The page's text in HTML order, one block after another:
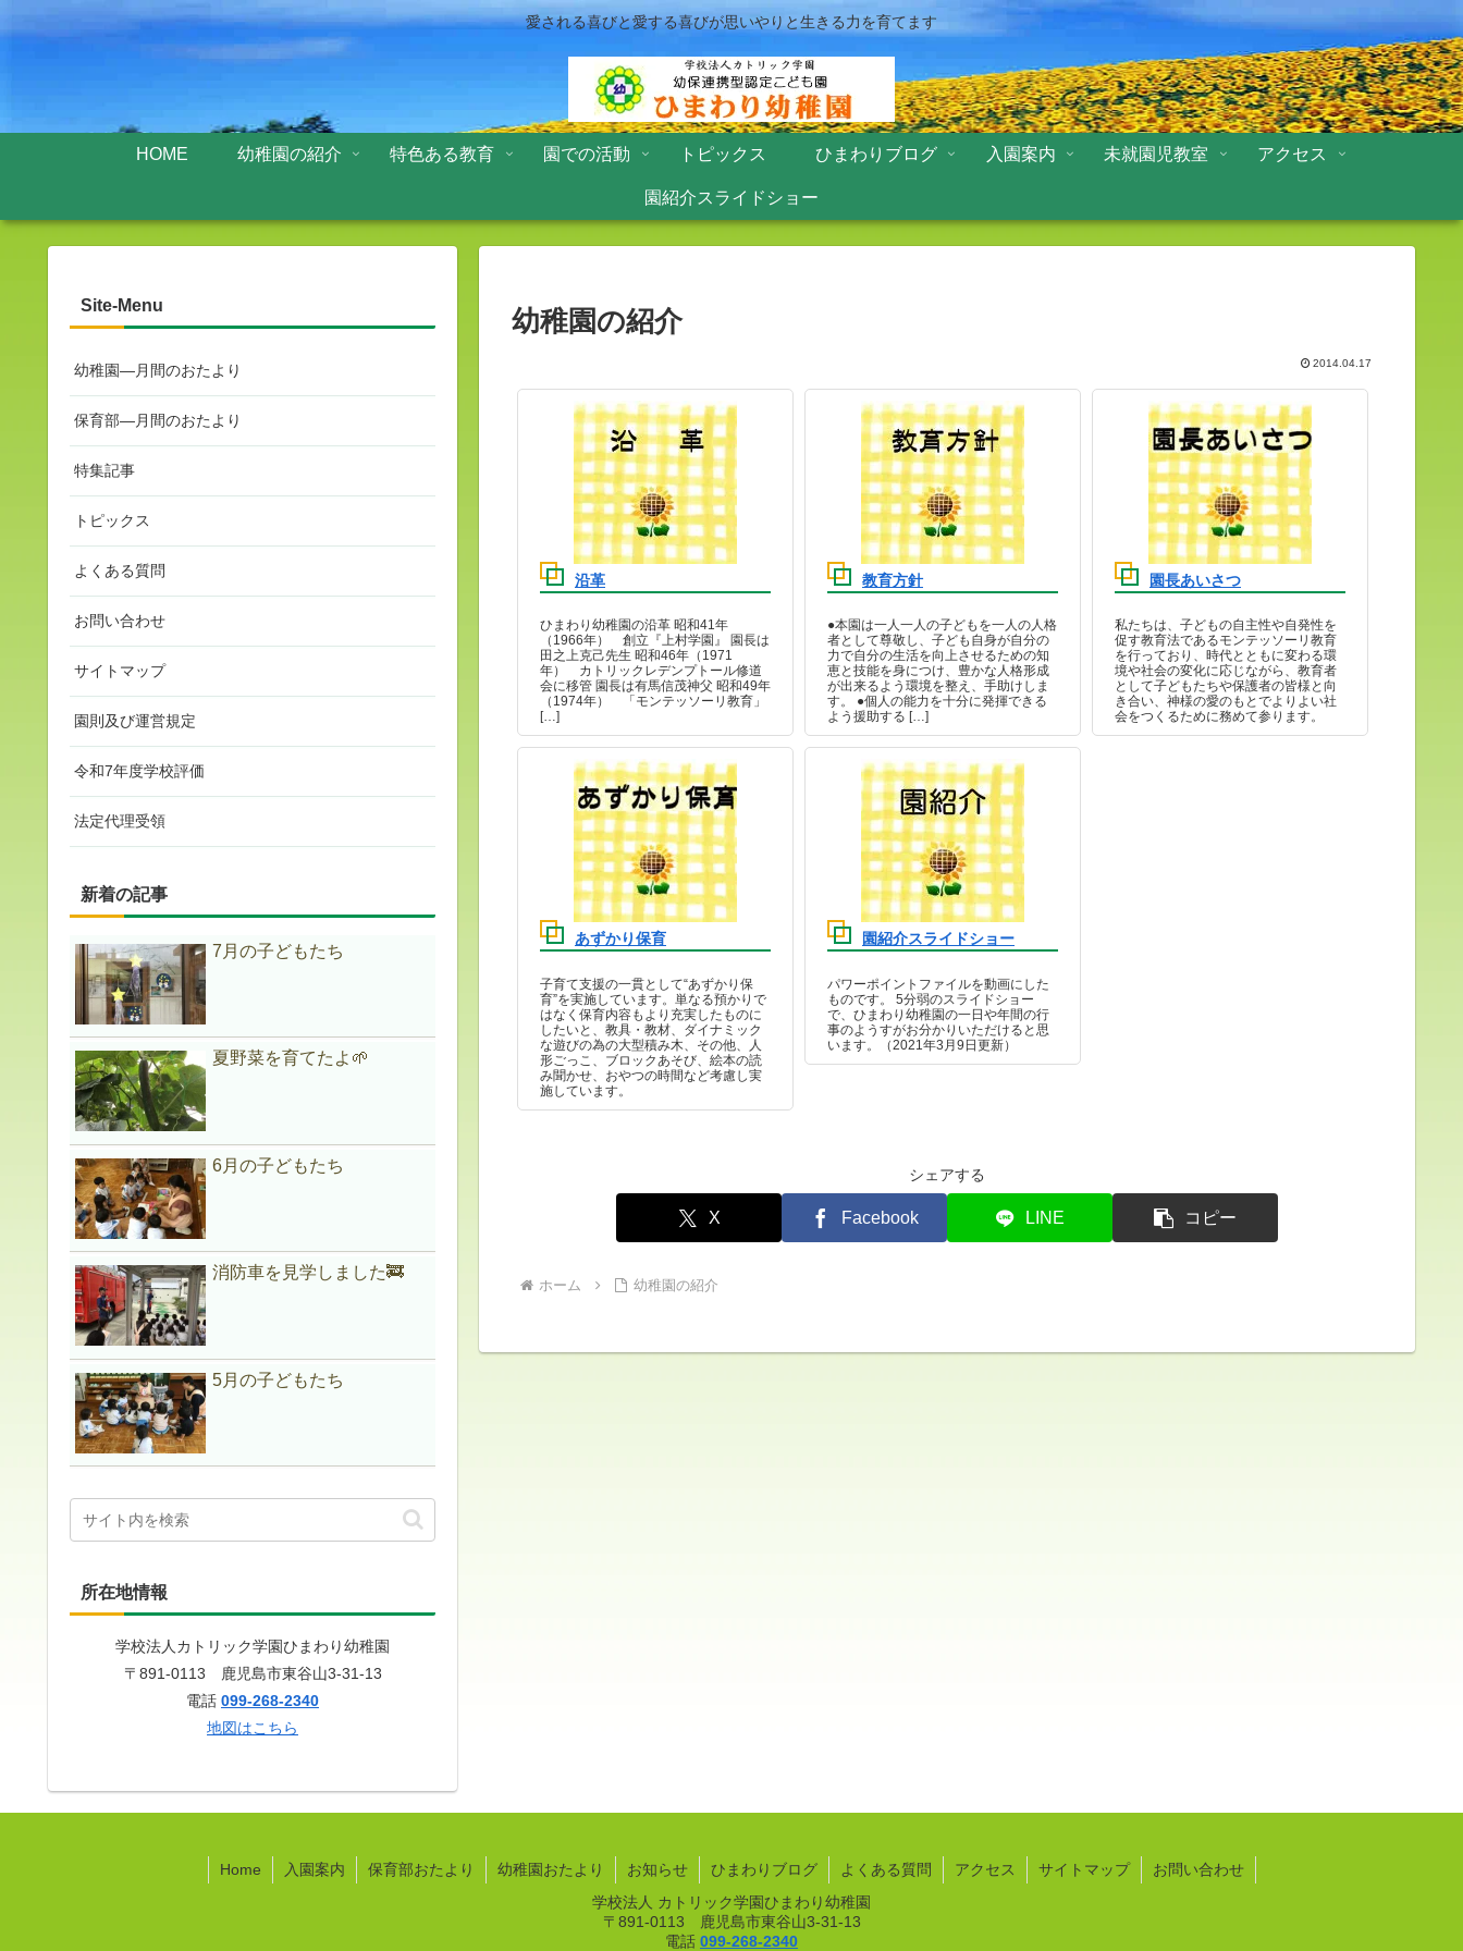
愛される喜びと愛する喜びが思いやりと生きる力を育てます
HOME 幼稚園の紹介 特色ある教育 園での活動 トピックス ひまわりブログ 入園案内 未就園児教室 アクセス
園紹介スライドショー
幼稚園の紹介
2014.04.17
沿革
ひまわり幼稚園の沿革 昭和41年
（1966年） 創立『上村学園』 園長は
田之上克己先生 昭和46年（1971
年） カトリックレデンプトール修道
会に移管 園長は有馬信茂神父 昭和49年
（1974年） 「モンテッソーリ教育」
[…]
教育方針
●本園は一人一人の子どもを一人の人格
者として尊敬し、子ども自身が自分の
力で自分の生活を向上させるための知
恵と技能を身につけ、豊かな人格形成
が出来るよう環境を整え、手助けしま
す。 ●個人の能力を十分に発揮できる
よう援助する […]
園長あいさつ
私たちは、子どもの自主性や自発性を
促す教育法であるモンテッソーリ教育
を行っており、時代とともに変わる環
境や社会の変化に応じながら、教育者
として子どもたちや保護者の皆様と向
き合い、神様の愛のもとでよりよい社
会をつくるために務めて参ります。
あずかり保育
子育て支援の一貫として“あずかり保
育”を実施しています。単なる預かりで
はなく保育内容もより充実したものに
したいと、教具・教材、ダイナミック
な遊びの為の大型積み木、その他、人
形ごっこ、ブロックあそび、絵本の読
み聞かせ、おやつの時間など考慮し実
施しています。
園紹介スライドショー
パワーポイントファイルを動画にした
ものです。 5分弱のスライドショー
で、ひまわり幼稚園の一日や年間の行
事のようすがお分かりいただけると思
います。（2021年3月9日更新）
シェアする
X Facebook LINE コピー
ホーム 幼稚園の紹介
Site-Menu
幼稚園—月間のおたより
保育部—月間のおたより
特集記事
トピックス
よくある質問
お問い合わせ
サイトマップ
園則及び運営規定
令和7年度学校評価
法定代理受領
新着の記事
7月の子どもたち
夏野菜を育てたよ🌱
6月の子どもたち
消防車を見学しました🚒
5月の子どもたち
所在地情報
学校法人カトリック学園ひまわり幼稚園
〒891-0113 鹿児島市東谷山3-31-13
電話 099-268-2340
地図はこちら
Home 入園案内 保育部おたより 幼稚園おたより お知らせ ひまわりブログ よくある質問 アクセス サイトマップ
お問い合わせ
学校法人 カトリック学園ひまわり幼稚園
〒891-0113 鹿児島市東谷山3-31-13
電話 099-268-2340